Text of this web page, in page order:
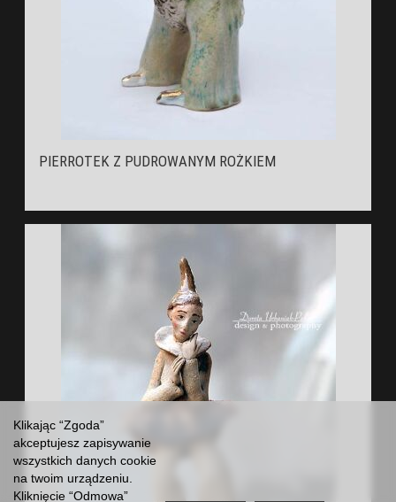
PIERROTEK Z PUDROWANYM ROŻKIEM
Klikając “Zgoda”
akceptujesz zapisywanie
wszystkich danych cookie
na twoim urządzeniu.
Kliknięcie “Odmowa”